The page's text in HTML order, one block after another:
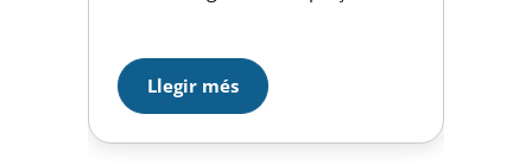
amb 71,30 punts, seguida de
Sara Hermosa del CERDANYOLA
CPA amb 64,90 i Maria
Fernandez del CERDANYOLA CH
Llegir més